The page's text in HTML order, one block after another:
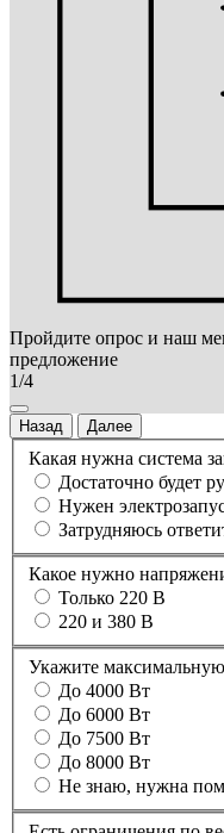
Пройдите опрос и наш
предложение
1/4
Назад Далее
Какая нужна система
Достаточно будет
Нужен
Затрудняюсь
Какое нужно
Только 220 В
220 и 380 В
Укажите
До 4000 Вт
До 6000 Вт
До 7500 Вт
До 8000 Вт
Не знаю, нужна